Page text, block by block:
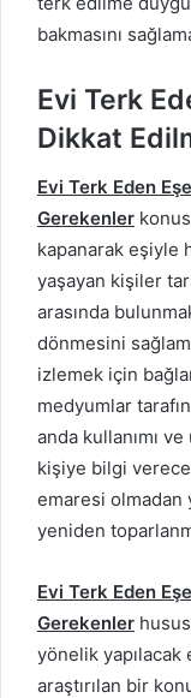
bakmasını
Evi Terk
Dikkat
Evi Terk Eden
Gerekenler
kapanarak eşiyle
yaşayan kişiler
arasında
dönmesini
izlemek için
medyumlar
anda kullanımı
kişiye bilgi
emaresi olmadan
yeniden
Evi Terk Eden
Gerekenler
yönelik yapılacak
araştırılan bir